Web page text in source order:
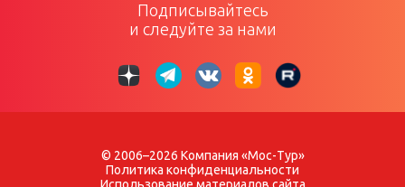
Подписывайтесь
и следуйте за нами
© 2006–2026 Компания «Мос-Тур»
Политика конфиденциальности